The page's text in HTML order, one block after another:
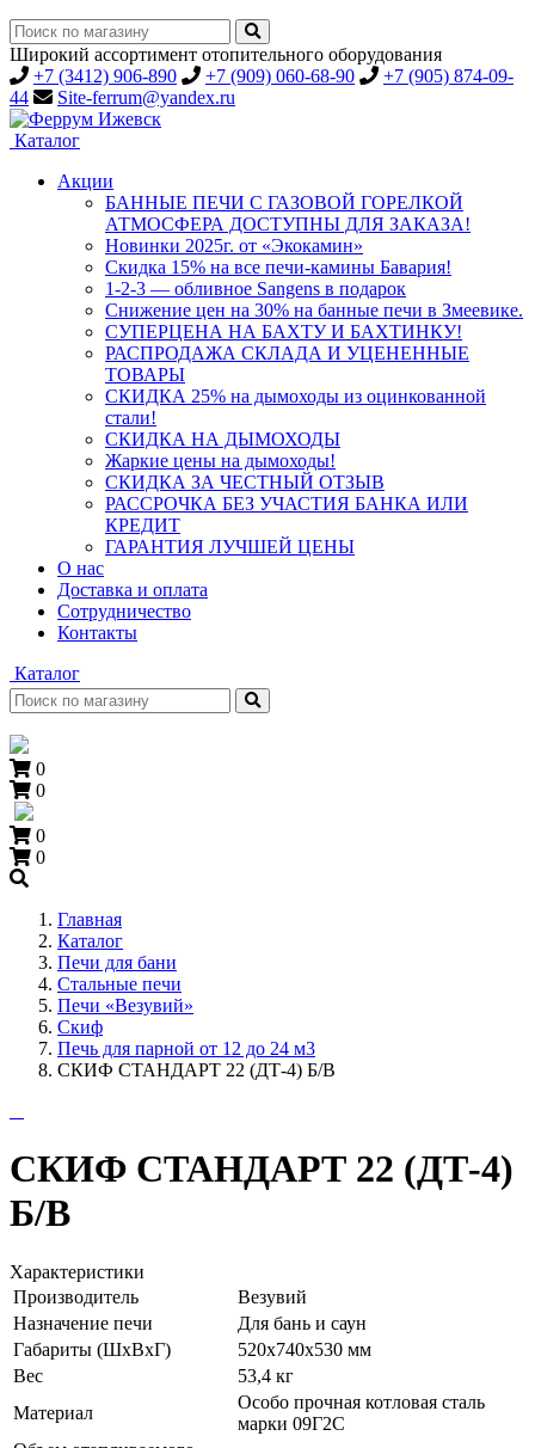
Широкий ассортимент отопительного оборудования
+7 (3412) 906-890
+7 (909) 060-68-90
+7 (905) 874-09-
44
Site-ferrum@yandex.ru
Каталог
Акции
БАННЫЕ ПЕЧИ С ГАЗОВОЙ ГОРЕЛКОЙ
АТМОСФЕРА ДОСТУПНЫ ДЛЯ ЗАКАЗА!
Новинки 2025г. от «Экокамин»
Скидка 15% на все печи-камины Бавария!
1-2-3 — обливное Sangens в подарок
Снижение цен на 30% на банные печи в Змеевике.
СУПЕРЦЕНА НА БАХТУ И БАХТИНКУ!
РАСПРОДАЖА СКЛАДА И УЦЕНЕННЫЕ
ТОВАРЫ
СКИДКА 25% на дымоходы из оцинкованной
стали!
СКИДКА НА ДЫМОХОДЫ
Жаркие цены на дымоходы!
СКИДКА ЗА ЧЕСТНЫЙ ОТЗЫВ
РАССРОЧКА БЕЗ УЧАСТИЯ БАНКА ИЛИ
КРЕДИТ
ГАРАНТИЯ ЛУЧШЕЙ ЦЕНЫ
О нас
Доставка и оплата
Сотрудничество
Контакты
Каталог
0
0
0
0
Главная
Каталог
Печи для бани
Стальные печи
Печи «Везувий»
Cкиф
Печь для парной от 12 до 24 м3
СКИФ СТАНДАРТ 22 (ДТ-4) Б/В
СКИФ СТАНДАРТ 22 (ДТ-4)
Б/В
Характеристики
Производитель
Везувий
Назначение печи
Для бань и саун
Габариты (ШхВхГ)
520х740х530 мм
Вес
53,4 кг
Материал
Особо прочная котловая сталь
марки 09Г2С